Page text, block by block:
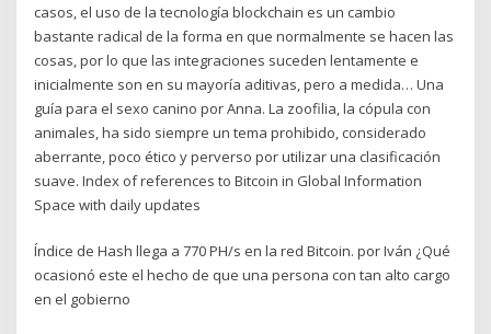
casos, el uso de la tecnología blockchain es un cambio
bastante radical de la forma en que normalmente se hacen las
cosas, por lo que las integraciones suceden lentamente e
inicialmente son en su mayoría aditivas, pero a medida… Una
guía para el sexo canino por Anna. La zoofilia, la cópula con
animales, ha sido siempre un tema prohibido, considerado
aberrante, poco ético y perverso por utilizar una clasificación
suave. Index of references to Bitcoin in Global Information
Space with daily updates
Índice de Hash llega a 770 PH/s en la red Bitcoin. por Iván ¿Qué
ocasionó este el hecho de que una persona con tan alto cargo
en el gobierno